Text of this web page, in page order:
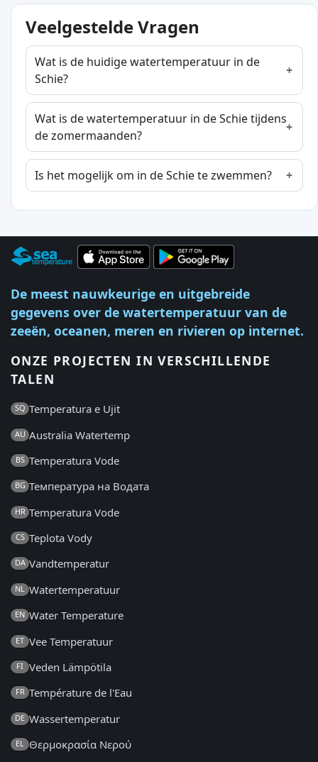
Veelgestelde Vragen
Wat is de huidige watertemperatuur in de
Schie?
Wat is de watertemperatuur in de Schie tijdens
de zomermaanden?
Is het mogelijk om in de Schie te zwemmen?
De meest nauwkeurige en uitgebreide
gegevens over de watertemperatuur van de
zeeën, oceanen, meren en rivieren op internet.
ONZE PROJECTEN IN VERSCHILLENDE
TALEN
SQ Temperatura e Ujit
AU Australia Watertemp
BS Temperatura Vode
BG Температура на Водата
HR Temperatura Vode
CS Teplota Vody
DA Vandtemperatur
NL Watertemperatuur
EN Water Temperature
ET Vee Temperatuur
FI Veden Lämpötila
FR Température de l'Eau
DE Wassertemperatur
EL Θερμοκρασία Νερού